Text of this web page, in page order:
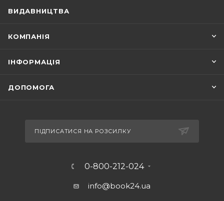
ВИДАВНИЦТВА
КОМПАНІЯ
ІНФОРМАЦІЯ
ДОПОМОГА
ПІДПИСАТИСЯ НА РОЗСИЛКУ
0-800-212-024
info@book24.ua